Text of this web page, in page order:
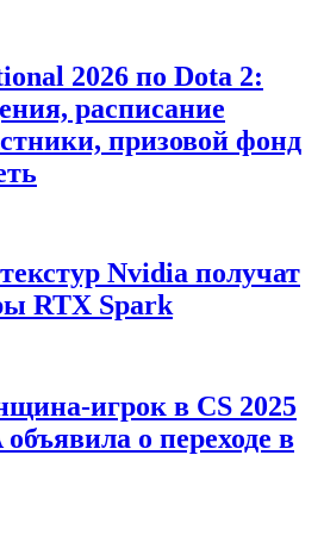
2026 по Dota 2:
расписание
призовой фонд
Nvidia получат
RTX Spark
игрок в CS 2025
о переходе в